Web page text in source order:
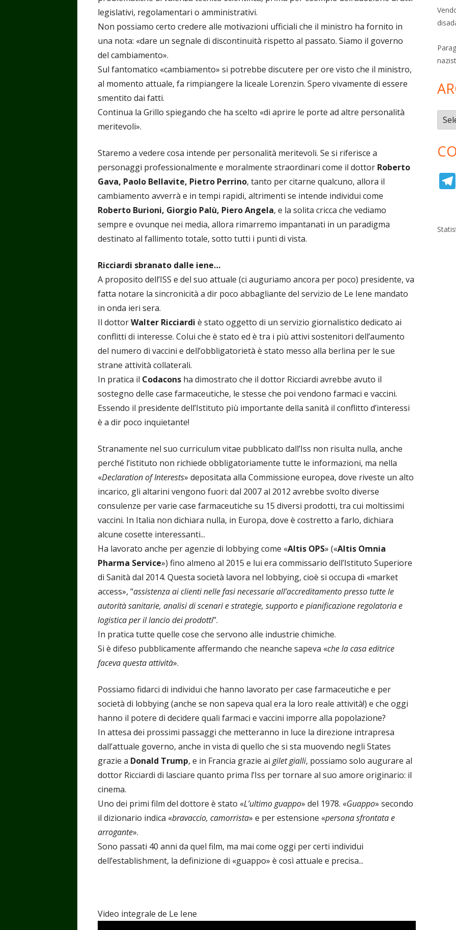
legislativi, regolamentari o amministrativi.
Non possiamo certo credere alle motivazioni ufficiali che il ministro ha fornito in
una nota: «dare un segnale di discontinuità rispetto al passato. Siamo il governo
del cambiamento».
Sul fantomatico «cambiamento» si potrebbe discutere per ore visto che il ministro,
al momento attuale, fa rimpiangere la liceale Lorenzin. Spero vivamente di essere
smentito dai fatti.
Continua la Grillo spiegando che ha scelto «di aprire le porte ad altre personalità
meritevoli».
Staremo a vedere cosa intende per personalità meritevoli. Se si riferisce a
personaggi professionalmente e moralmente straordinari come il dottor Roberto
Gava, Paolo Bellavite, Pietro Perrino, tanto per citarne qualcuno, allora il
cambiamento avverrà e in tempi rapidi, altrimenti se intende individui come
Roberto Burioni, Giorgio Palù, Piero Angela, e la solita cricca che vediamo
sempre e ovunque nei media, allora rimarremo impantanati in un paradigma
destinato al fallimento totale, sotto tutti i punti di vista.
Ricciardi sbranato dalle iene…
A proposito dell’ISS e del suo attuale (ci auguriamo ancora per poco) presidente, va
fatta notare la sincronicità a dir poco abbagliante del servizio de Le Iene mandato
in onda ieri sera.
Il dottorWalter Ricciardi è stato oggetto di un servizio giornalistico dedicato ai
conflitti di interesse. Colui che è stato ed è tra i più attivi sostenitori dell’aumento
del numero di vaccini e dell’obbligatorietà è stato messo alla berlina per le sue
strane attività collaterali.
In pratica il Codacons ha dimostrato che il dottor Ricciardi avrebbe avuto il
sostegno delle case farmaceutiche, le stesse che poi vendono farmaci e vaccini.
Essendo il presidente dell’Istituto più importante della sanità il conflitto d’interessi
è a dir poco inquietante!
Stranamente nel suo curriculum vitae pubblicato dall’Iss non risulta nulla, anche
perché l’istituto non richiede obbligatoriamente tutte le informazioni, ma nella
«Declaration of Interests» depositata alla Commissione europea, dove riveste un alto
incarico, gli altarini vengono fuori: dal 2007 al 2012 avrebbe svolto diverse
consulenze per varie case farmaceutiche su 15 diversi prodotti, tra cui moltissimi
vaccini. In Italia non dichiara nulla, in Europa, dove è costretto a farlo, dichiara
alcune cosette interessanti...
Ha lavorato anche per agenzie di lobbying come «Altis OPS» («Altis Omnia
Pharma Service») fino almeno al 2015 e lui era commissario dell’Istituto Superiore
di Sanità dal 2014. Questa società lavora nel lobbying, cioè si occupa di «market
access», “assistenza ai clienti nelle fasi necessarie all’accreditamento presso tutte le
autorità sanitarie, analisi di scenari e strategie, supporto e pianificazione regolatoria e
logistica per il lancio dei prodotti”.
In pratica tutte quelle cose che servono alle industrie chimiche.
Si è difeso pubblicamente affermando che neanche sapeva «che la casa editrice
faceva questa attività».
Possiamo fidarci di individui che hanno lavorato per case farmaceutiche e per
società di lobbying (anche se non sapeva qual era la loro reale attività!) e che oggi
hanno il potere di decidere quali farmaci e vaccini imporre alla popolazione?
In attesa dei prossimi passaggi che metteranno in luce la direzione intrapresa
dall’attuale governo, anche in vista di quello che si sta muovendo negli States
grazie a Donald Trump, e in Francia grazie ai gilet gialli, possiamo solo augurare al
dottor Ricciardi di lasciare quanto prima l’Iss per tornare al suo amore originario: il
cinema.
Uno dei primi film del dottore è stato «L’ultimo guappo» del 1978. «Guappo» secondo
il dizionario indica «bravaccio, camorrista» e per estensione «persona sfrontata e
arrogante».
Sono passati 40 anni da quel film, ma mai come oggi per certi individui
dell’establishment, la definizione di «guappo» è così attuale e precisa...
Video integrale de Le Iene